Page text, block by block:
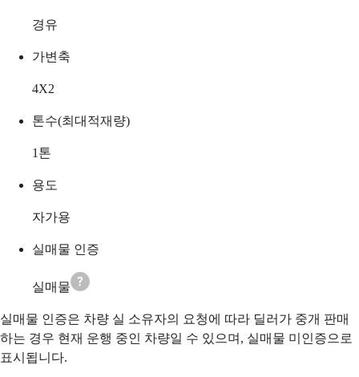
경유
가변축
4X2
톤수(최대적재량)
1 톤
용도
자가용
실매물 인증
실매물
실매물 인증은 차량 실 소유자의 요청에 따라 딜러가 중개 판매
하는 경우 현재 운행 중인 차량일 수 있으며, 실매물 미인증으로
표시됩니다.